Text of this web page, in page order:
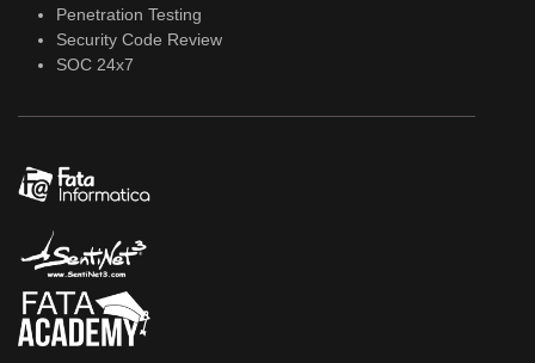
Penetration Testing
Security Code Review
SOC 24x7